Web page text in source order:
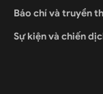
Báo chí và truyền
Sự kiện và chiến